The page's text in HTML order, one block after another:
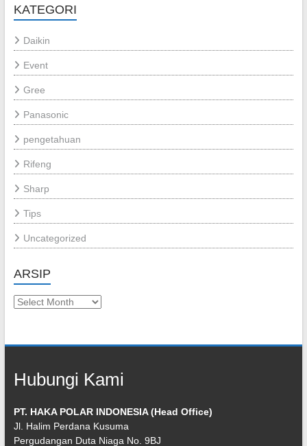
KATEGORI
Daikin
Event
Gree
Panasonic
pengetahuan
Rifeng
Sharp
Tips
Uncategorized
ARSIP
Arsip
Hubungi Kami
PT. HAKA POLAR INDONESIA (Head Office)
Jl. Halim Perdana Kusuma
Pergudangan Duta Niaga No. 9BJ